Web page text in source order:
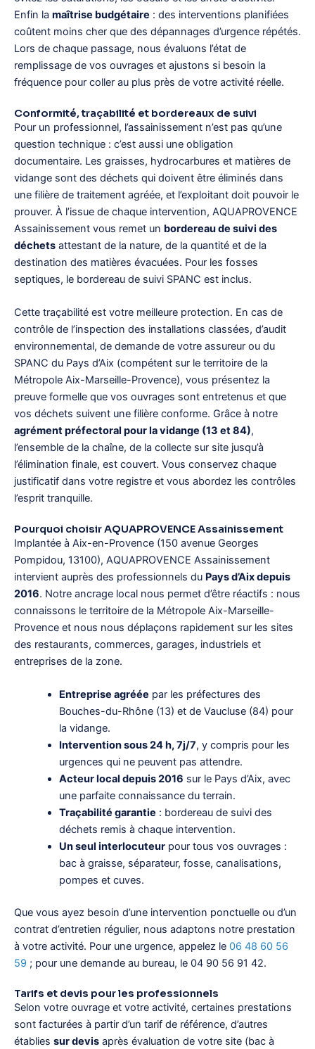
Enfin la maîtrise budgétaire : des interventions planifiées
coûtent moins cher que des dépannages d’urgence répétés.
Lors de chaque passage, nous évaluons l’état de
remplissage de vos ouvrages et ajustons si besoin la
fréquence pour coller au plus près de votre activité réelle.
Conformité, traçabilité et bordereaux de suivi
Pour un professionnel, l’assainissement n’est pas qu’une
question technique : c’est aussi une obligation
documentaire. Les graisses, hydrocarbures et matières de
vidange sont des déchets qui doivent être éliminés dans
une filière de traitement agréée, et l’exploitant doit pouvoir le
prouver. À l’issue de chaque intervention, AQUAPROVENCE
Assainissement vous remet un bordereau de suivi des
déchets attestant de la nature, de la quantité et de la
destination des matières évacuées. Pour les fosses
septiques, le bordereau de suivi SPANC est inclus.
Cette traçabilité est votre meilleure protection. En cas de
contrôle de l’inspection des installations classées, d’audit
environnemental, de demande de votre assureur ou du
SPANC du Pays d’Aix (compétent sur le territoire de la
Métropole Aix-Marseille-Provence), vous présentez la
preuve formelle que vos ouvrages sont entretenus et que
vos déchets suivent une filière conforme. Grâce à notre
agrément préfectoral pour la vidange (13 et 84),
l’ensemble de la chaîne, de la collecte sur site jusqu’à
l’élimination finale, est couvert. Vous conservez chaque
justificatif dans votre registre et vous abordez les contrôles
l’esprit tranquille.
Pourquoi choisir AQUAPROVENCE Assainissement
Implantée à Aix-en-Provence (150 avenue Georges
Pompidou, 13100), AQUAPROVENCE Assainissement
intervient auprès des professionnels du Pays d’Aix depuis
2016. Notre ancrage local nous permet d’être réactifs : nous
connaissons le territoire de la Métropole Aix-Marseille-
Provence et nous nous déplaçons rapidement sur les sites
des restaurants, commerces, garages, industriels et
entreprises de la zone.
Entreprise agréée par les préfectures des
Bouches-du-Rhône (13) et de Vaucluse (84) pour
la vidange.
Intervention sous 24 h, 7j/7, y compris pour les
urgences qui ne peuvent pas attendre.
Acteur local depuis 2016 sur le Pays d’Aix, avec
une parfaite connaissance du terrain.
Traçabilité garantie : bordereau de suivi des
déchets remis à chaque intervention.
Un seul interlocuteurpour tous vos ouvrages :
bac à graisse, séparateur, fosse, canalisations,
pompes et cuves.
Que vous ayez besoin d’une intervention ponctuelle ou d’un
contrat d’entretien régulier, nous adaptons notre prestation
à votre activité. Pour une urgence, appelez le 06 48 60 56
59 ; pour une demande au bureau, le 04 90 56 91 42.
Tarifs et devis pour les professionnels
Selon votre ouvrage et votre activité, certaines prestations
sont facturées à partir d’un tarif de référence, d’autres
établies sur devis après évaluation de votre site (bac à